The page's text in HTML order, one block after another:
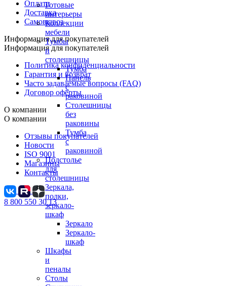
Готовые
интерьеры
Коллекции
мебели
Тумбы
и
столешницы
Тумба
Панель
с
раковиной
Столешницы
без
раковины
Тумба
с
раковиной
Подстолье
для
столешницы
Зеркала,
полки,
зеркало-
шкаф
Зеркало
Зеркало-
шкаф
Шкафы
и
пеналы
Столы
Оплата
Доставка
Самовывоз
Информация для покупателей
Информация для покупателей
Политика конфиденциальности
Гарантия и возврат
Часто задаваемые вопросы (FAQ)
Договор оферты
О компании
О компании
Отзывы покупателей
Новости
ISO 9001
Магазины
Контакты
8 800 550 30 13